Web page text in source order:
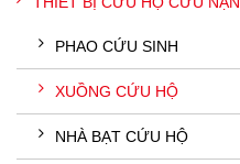
PHAO CỨU SINH
XUỒNG CỨU HỘ
NHÀ BẠT CỨU HỘ